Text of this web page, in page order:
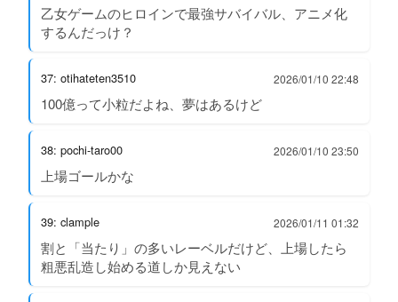
乙女ゲームのヒロインで最強サバイバル、アニメ化
するんだっけ？
37: otihateten3510 2026/01/10 22:48
100億って小粒だよね、夢はあるけど
38: pochi-taro00 2026/01/10 23:50
上場ゴールかな
39: clample 2026/01/11 01:32
割と「当たり」の多いレーベルだけど、上場したら
粗悪乱造し始める道しか見えない